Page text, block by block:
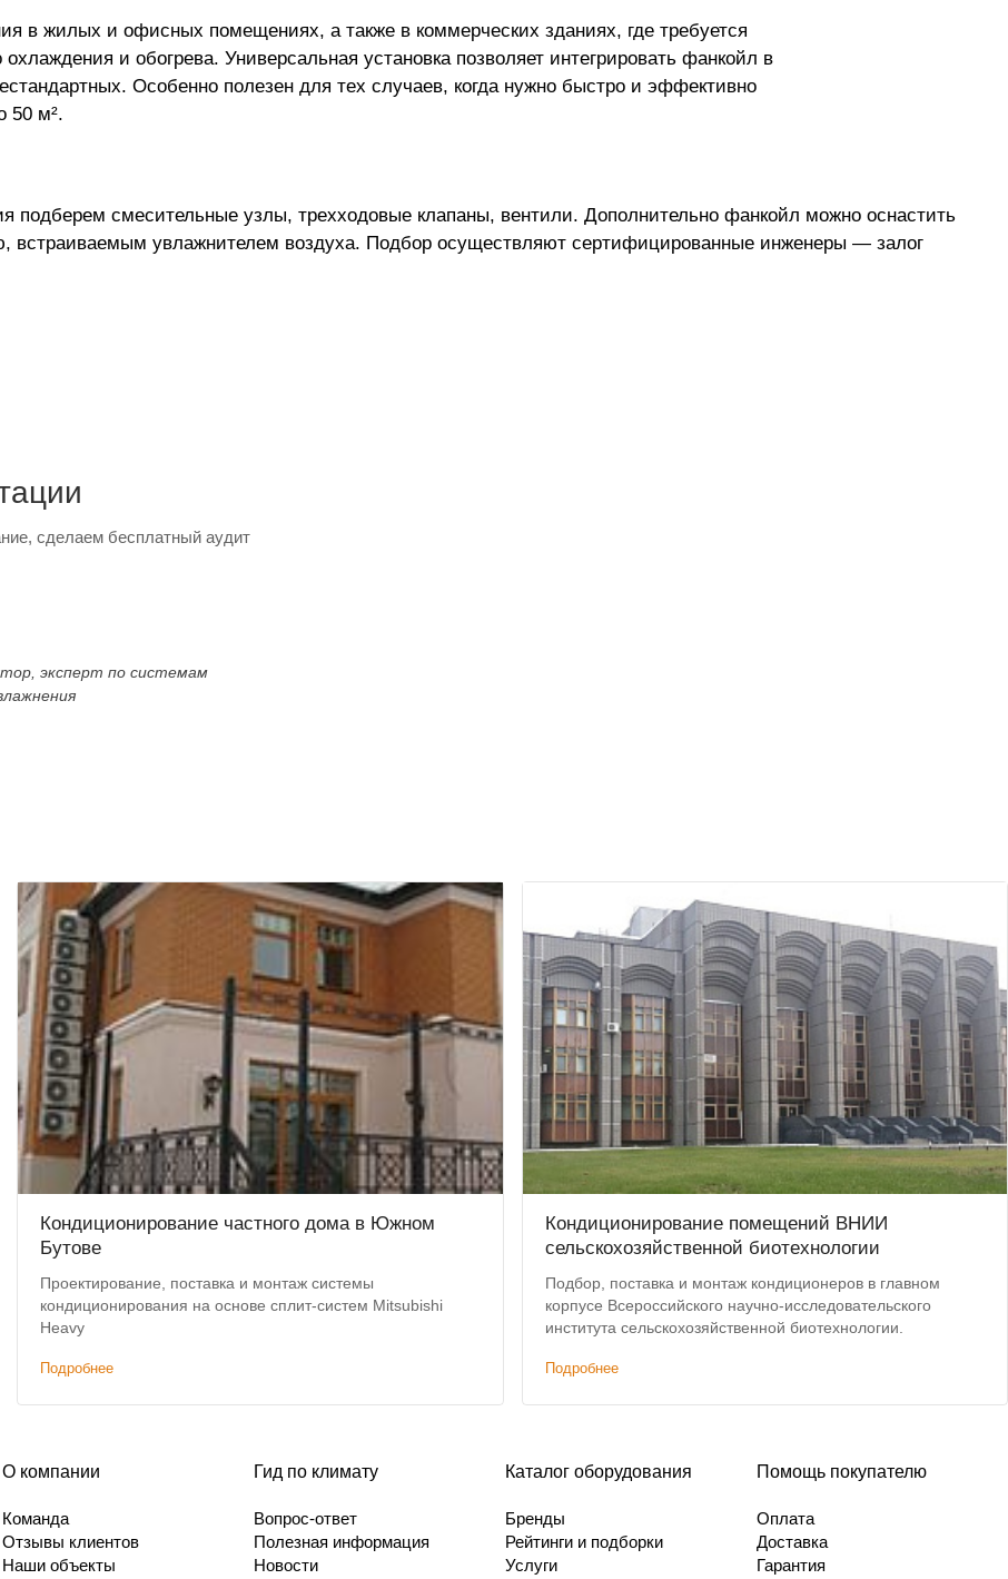
в жилых и офисных помещениях, а также в коммерческих зданиях, где требуется
и обогрева. Универсальная установка позволяет интегрировать фанкойл в
Особенно полезен для тех случаев, когда нужно быстро и эффективно
50 м².
подберем смесительные узлы, трехходовые клапаны, вентили. Дополнительно фанкойл можно оснастить
встраиваемым увлажнителем воздуха. Подбор осуществляют сертифицированные инженеры — залог
сделаем бесплатный аудит
эксперт по системам
Кондиционирование частного дома в Южном
Бутове
Проектирование, поставка и монтаж системы
кондиционирования на основе сплит-систем Mitsubishi
Heavy
Подробнее
Кондиционирование помещений ВНИИ
сельскохозяйственной биотехнологии
Подбор, поставка и монтаж кондиционеров в главном
корпусе Всероссийского научно-исследовательского
института сельскохозяйственной биотехнологии.
Подробнее
О компании
Команда
Отзывы клиентов
Наши объекты
Гид по климату
Вопрос-ответ
Полезная информация
Новости
Каталог оборудования
Бренды
Рейтинги и подборки
Услуги
Помощь покупателю
Оплата
Доставка
Гарантия